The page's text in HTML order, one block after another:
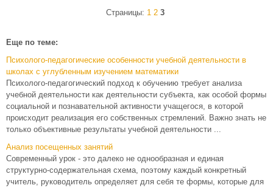
Страницы: 1 2 3
Еще по теме:
Психолого-педагогические особенности учебной деятельности в
школах с углубленным изучением математики
Психолого-педагогический подход к обучению требует анализа
учебной деятельности как деятельности субъекта, как особой формы
социальной и познавательной активности учащегося, в которой
происходит реализация его собственных стремлений. Важно знать не
только объективные результаты учебной деятельности ...
Анализ посещенных занятий
Современный урок - это далеко не однообразная и единая
структурно-содержательная схема, поэтому каждый конкретный
учитель, руководитель определяет для себя те формы, которые для